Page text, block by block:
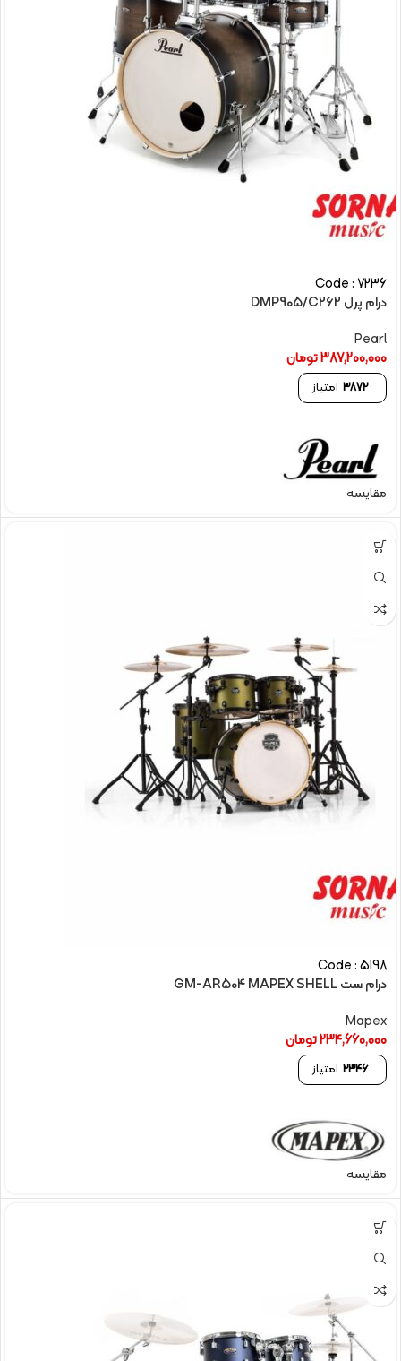
Code : 7236
درام پرل DMP905/C262
Pearl
387,200,000تومان
3872 امتیاز
مقایسه
Code : 5198
درام ست GM-AR504 MAPEX SHELL
Mapex
234,660,000تومان
2346 امتیاز
مقایسه